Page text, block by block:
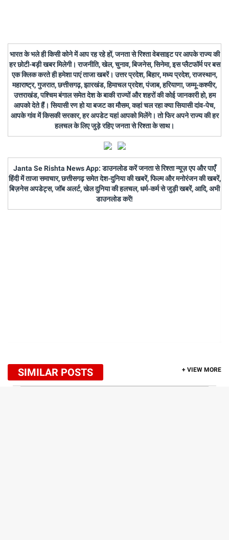
भारत के भले ही किसी कोने में आप रह रहे हों, जनता से रिश्ता वेबसाइट पर आपके राज्य की
हर छोटी-बड़ी खबर मिलेगी। राजनीति, खेल, चुनाव, बिजनेस, सिनेमा, इस प्लैटफॉर्म पर बस
एक क्लिक करते ही हमेशा पाएं ताजा खबरें। उत्तर प्रदेश, बिहार, मध्य प्रदेश, राजस्थान,
महाराष्ट्र, गुजरात, छत्तीसगढ़, झारखंड, हिमाचल प्रदेश, पंजाब, हरियाणा, जम्मू-कश्मीर,
उत्तराखंड, पश्चिम बंगाल समेत देश के बाकी राज्यों और शहरों की कोई जानकारी हो, हम
आपको देते हैं। सियासी रण हो या बजट का मौसम, कहां चल रहा क्या सियासी दांव-पेच,
आपके गांव में किसकी सरकार, हर अपडेट यहां आपको मिलेंगे। तो फिर अपने राज्य की हर
हलचल के लिए जुड़े रहिए जनता से रिश्ता के साथ।
Janta Se Rishta News App: डाउनलोड करें जनता से रिश्ता न्यूज़ एप और पाएँ
हिंदी में ताजा समाचार, छत्तीसगढ़ समेत देश-दुनिया की खबरें, फिल्म और मनोरंजन की खबरें,
बिज़नेस अपडेट्स, जॉब अलर्ट, खेल दुनिया की हलचल, धर्म-कर्म से जुड़ी खबरें, आदि, अभी
डाउनलोड करें!
SIMILAR POSTS + VIEW MORE